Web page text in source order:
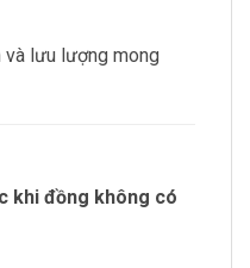
và lưu lượng mong
khi đồng không có